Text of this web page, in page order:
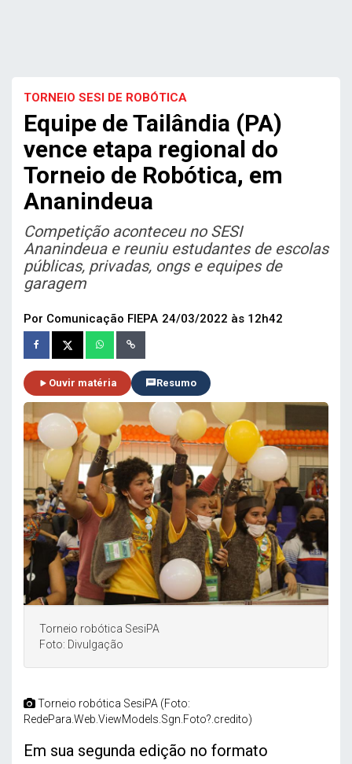
TORNEIO SESI DE ROBÓTICA
Equipe de Tailândia (PA)
vence etapa regional do
Torneio de Robótica, em
Ananindeua
Competição aconteceu no SESI
Ananindeua e reuniu estudantes de escolas
públicas, privadas, ongs e equipes de
garagem
Por Comunicação FIEPA 24/03/2022 às 12h42
Ouvir matéria Resumo
Torneio robótica SesiPA
Foto: Divulgação
Torneio robótica SesiPA (Foto:
RedePara.Web.ViewModels.Sgn.Foto?.credito)
Em sua segunda edição no formato